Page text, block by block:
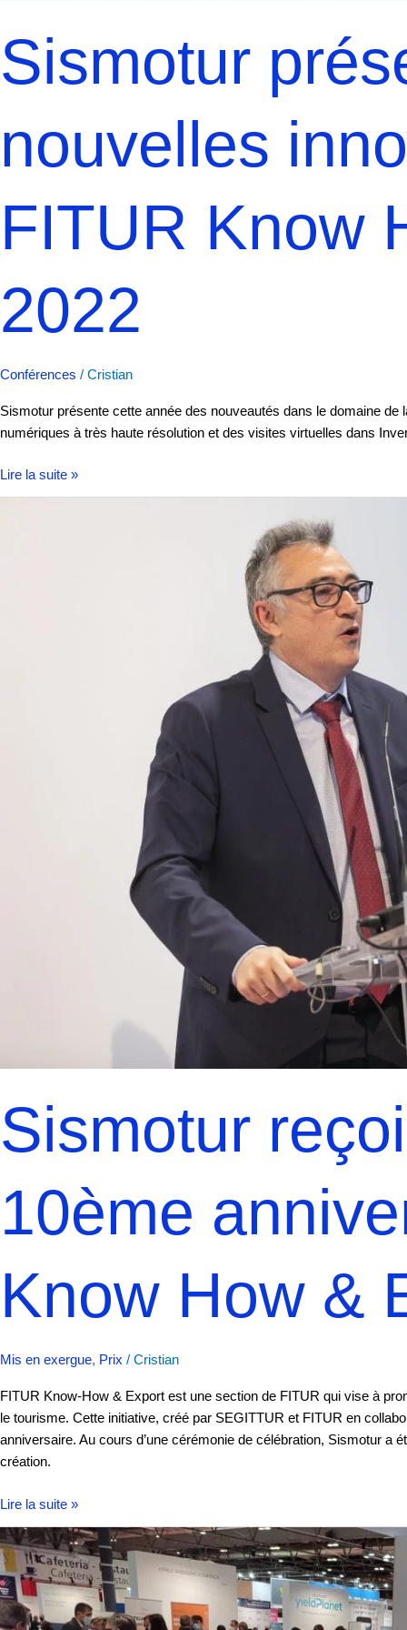
Sismotur
nouvelles
FITUR Know
2022
Conférences / Cristian
Sismotur présente cette année des nouveautés dans le domaine de
numériques à très haute résolution et des visites virtuelles dans
Lire la suite »
Sismotur
10ème
Know How &
Mis en exergue, Prix / Cristian
FITUR Know-How & Export est une section de FITUR qui vise à
le tourisme. Cette initiative, créé par SEGITTUR et FITUR en
anniversaire. Au cours d’une cérémonie de célébration, Sismotur a
création.
Lire la suite »
Réunion
de
Sismotur
avec
la